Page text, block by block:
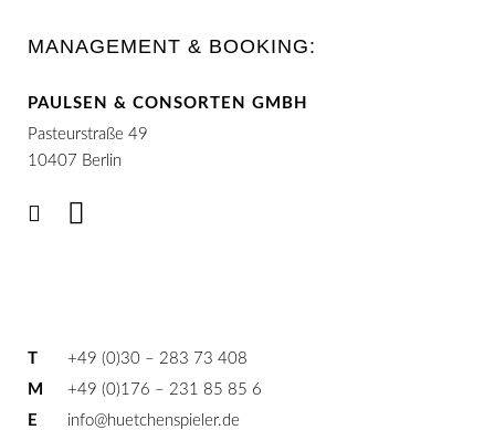
MANAGEMENT & BOOKING:
PAULSEN & CONSORTEN GMBH
Pasteurstraße 49
10407 Berlin
T
+49 (0)30 – 283 73 408
M
+49 (0)176 – 231 85 85 6
E
info@huetchenspieler.de